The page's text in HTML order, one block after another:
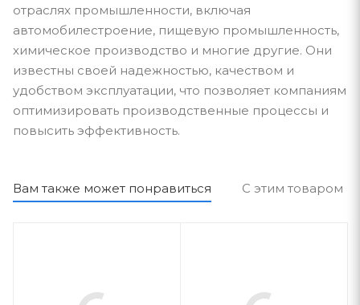
отраслях промышленности, включая
автомобилестроение, пищевую промышленность,
химическое производство и многие другие. Они
известны своей надежностью, качеством и
удобством эксплуатации, что позволяет компаниям
оптимизировать производственные процессы и
повысить эффективность.
Вам также может понравиться С этим товаром